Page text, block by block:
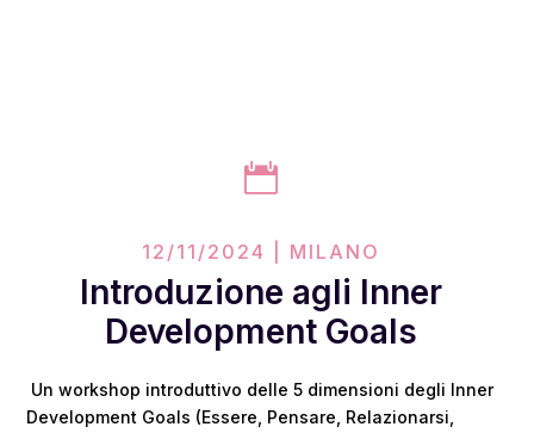

12/11/2024 | MILANO
Introduzione agli Inner
Development Goals
Un workshop introduttivo delle 5 dimensioni degli Inner
Development Goals (Essere, Pensare, Relazionarsi,